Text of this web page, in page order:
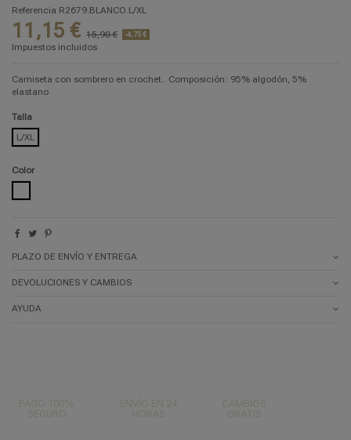
Referencia R2679.BLANCO.L/XL
11,15 € 15,90 € -4,75 €
Impuestos incluidos
Camiseta con sombrero en crochet.. Composición: 95% algodón, 5%
elastano
Talla
L/XL
Color
PLAZO DE ENVÍO Y ENTREGA
DEVOLUCIONES Y CAMBIOS
AYUDA
PAGO 100%
SEGURO
ENVÍO EN 24
HORAS
CAMBIOS
GRATIS